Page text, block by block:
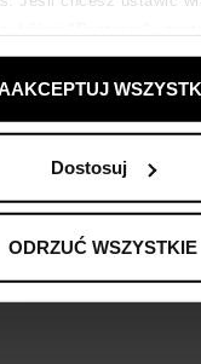
Dostosuj
ODRZUĆ WSZYSTKIE